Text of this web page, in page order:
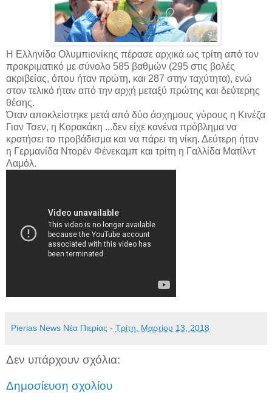
Η Ελληνίδα Ολυμπιονίκης πέρασε αρχικά ως τρίτη από τον
προκριματικό με σύνολο 585 βαθμών (295 στις βολές
ακριβείας, όπου ήταν πρώτη, και 287 στην ταχύτητα), ενώ
στον τελικό ήταν από την αρχή μεταξύ πρώτης και δεύτερης
θέσης.
Όταν αποκλείστηκε μετά από δύο άσχημους γύρους η Κινέζα
Γιαν Τσεν, η Κορακάκη ...δεν είχε κανένα πρόβλημα να
κρατήσει το προβάδισμα και να πάρει τη νίκη. Δεύτερη ήταν
η Γερμανίδα Ντορέν Φένεκαμπ και τρίτη η Γαλλίδα Ματίλντ
Λαμόλ.
Pierias News Νέα Πιερίας - Τρίτη, Μαρτίου 13, 2018
Δεν υπάρχουν σχόλια:
Δημοσίευση σχολίου